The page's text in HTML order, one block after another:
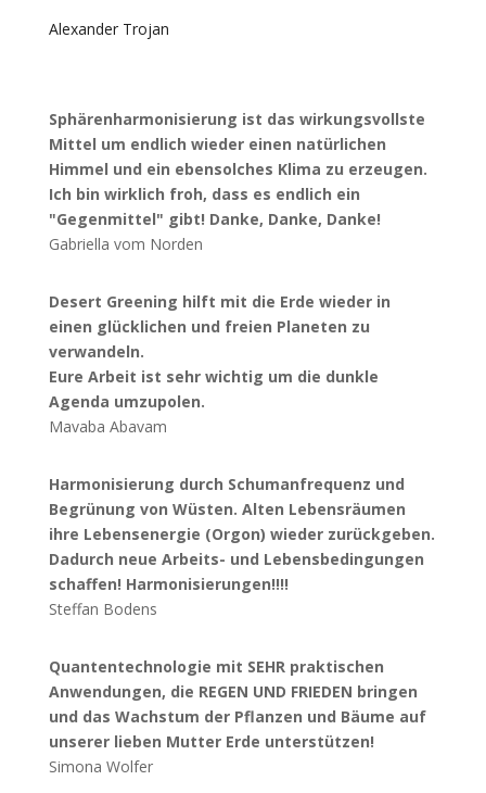
Alexander Trojan
Sphärenharmonisierung ist das wirkungsvollste
Mittel um endlich wieder einen natürlichen
Himmel und ein ebensolches Klima zu erzeugen.
Ich bin wirklich froh, dass es endlich ein
"Gegenmittel" gibt! Danke, Danke, Danke!
Gabriella vom Norden
Desert Greening hilft mit die Erde wieder in
einen glücklichen und freien Planeten zu
verwandeln.
Eure Arbeit ist sehr wichtig um die dunkle
Agenda umzupolen.
Mavaba Abavam
Harmonisierung durch Schumanfrequenz und
Begrünung von Wüsten. Alten Lebensräumen
ihre Lebensenergie (Orgon) wieder zurückgeben.
Dadurch neue Arbeits- und Lebensbedingungen
schaffen! Harmonisierungen!!!!
Steffan Bodens
Quantentechnologie mit SEHR praktischen
Anwendungen, die REGEN UND FRIEDEN bringen
und das Wachstum der Pflanzen und Bäume auf
unserer lieben Mutter Erde unterstützen!
Simona Wolfer